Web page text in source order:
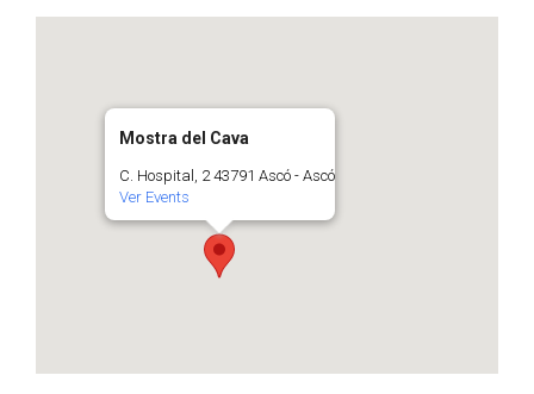
Mostra del Cava
C. Hospital, 2 43791 Ascó - Ascó
Ver Events